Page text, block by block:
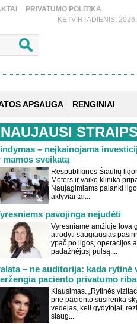
PRIVATUMO POLITIKA
KETVIRTADIENIS,
APSAUGA RENGINIAI
NAUJAUSI
– neįkainojama
mamos sveikatą
Respublikinės Šiaulių
Moters ir vaiko klinika
Naujagimiams palanki
aktyviai tai...
pavojinga nejudėti
Vyresniame amžiuje lova
atrodyti saugiausias
ypač po ligos, operacijos
padažnėjusį pulsą....
– ne auditorija: kada rytinė
paciento privatumo
Klausimas. „Rytinės
prie paciento susirenka
vedėjas, keli gydytojai,
slaug...